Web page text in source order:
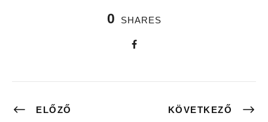
0 SHARES
ELŐZŐ KÖVETKEZŐ